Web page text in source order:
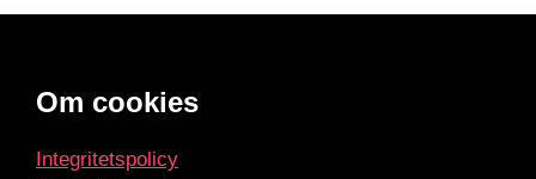
Footer
Om cookies
Integritetspolicy